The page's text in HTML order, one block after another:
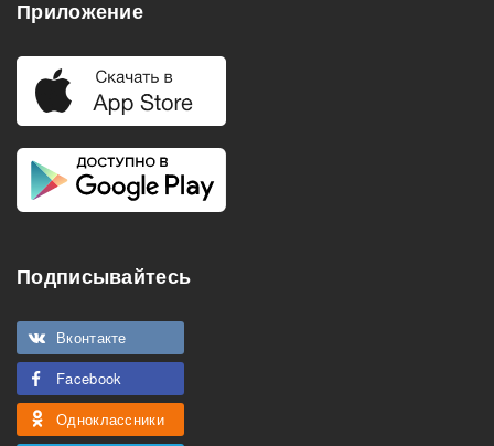
Приложение
Подписывайтесь
Вконтакте
Facebook
Одноклассники